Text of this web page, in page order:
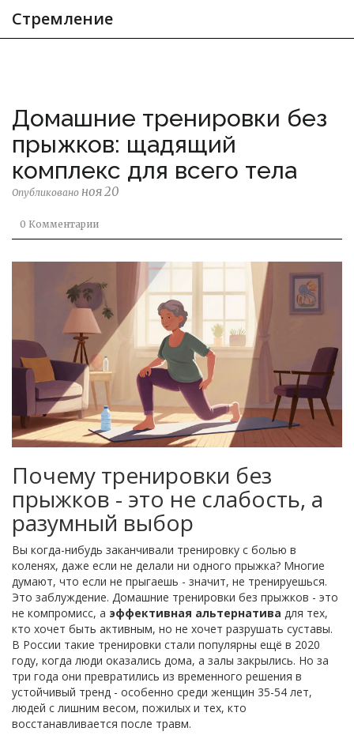
Стремление
Домашние тренировки без
прыжков: щадящий
комплекс для всего тела
Опубликовано ноя 20
0 Комментарии
Почему тренировки без
прыжков - это не слабость, а
разумный выбор
Вы когда-нибудь заканчивали тренировку с болью в
коленях, даже если не делали ни одного прыжка? Многие
думают, что если не прыгаешь - значит, не тренируешься.
Это заблуждение. Домашние тренировки без прыжков - это
не компромисс, а эффективная альтернатива для тех,
кто хочет быть активным, но не хочет разрушать суставы.
В России такие тренировки стали популярны ещё в 2020
году, когда люди оказались дома, а залы закрылись. Но за
три года они превратились из временного решения в
устойчивый тренд - особенно среди женщин 35-54 лет,
людей с лишним весом, пожилых и тех, кто
восстанавливается после травм.